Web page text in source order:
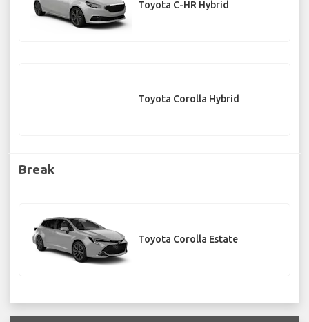
Toyota C-HR Hybrid
Toyota Corolla Hybrid
Break
Toyota Corolla Estate